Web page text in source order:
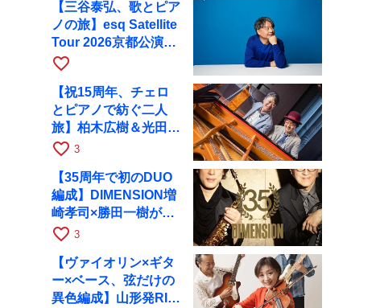
【三谷泰弘、歌とピア
ノの旅】esq Satellite
Tour 2026京都公演を
10月に開催
favorite_border
【祝15周年、チェロ
とピアノで紡ぐ二人
旅】柏木広樹＆光田健
一が11月12日に京都
favorite_border 3
【35周年で初のDUO
編成】DIMENSION増
崎孝司×勝田一樹が10
月11日に京都RAGへ
favorite_border 3
【ヴァイオリン×ギタ
ー×ベース、弦だけの
異色編成】山形発RIM